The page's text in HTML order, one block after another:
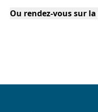
Ou rendez-vous sur